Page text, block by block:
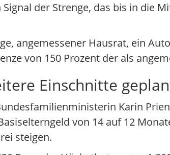
der Strenge, das bis in die
angemessener Hausrat, ein
von 150 Prozent der als
Einschnitte
Karin
von 14 auf 12
steigen.